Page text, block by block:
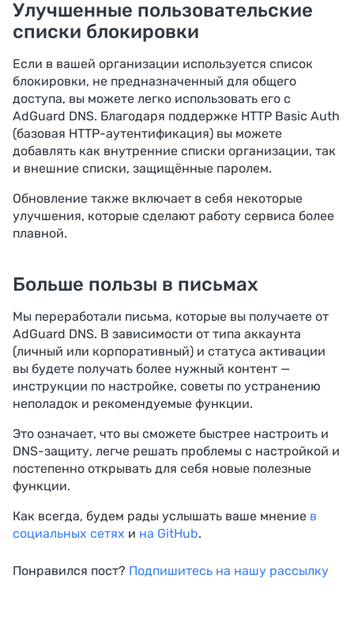
Улучшенные пользовательские
списки блокировки
Если в вашей организации используется список
блокировки, не предназначенный для общего
доступа, вы можете легко использовать его с
AdGuard DNS. Благодаря поддержке HTTP Basic Auth
(базовая HTTP-аутентификация) вы можете
добавлять как внутренние списки организации, так
и внешние списки, защищённые паролем.
Обновление также включает в себя некоторые
улучшения, которые сделают работу сервиса более
плавной.
Больше пользы в письмах
Мы переработали письма, которые вы получаете от
AdGuard DNS. В зависимости от типа аккаунта
(личный или корпоративный) и статуса активации
вы будете получать более нужный контент —
инструкции по настройке, советы по устранению
неполадок и рекомендуемые функции.
Это означает, что вы сможете быстрее настроить и
DNS-защиту, легче решать проблемы с настройкой и
постепенно открывать для себя новые полезные
функции.
Как всегда, будем рады услышать ваше мнение в
социальных сетях и на GitHub.
Понравился пост? Подпишитесь на нашу рассылку